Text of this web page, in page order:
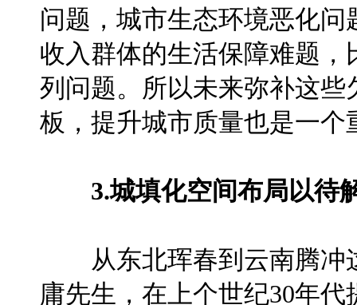
问题，城市生态环境恶化
收入群体的生活保障难题
列问题。所以未来弥补这
板，提升城市质量也是一个
3.城填化空间布局以待
从东北珲春到云南腾冲
庸先生，在上个世纪30年